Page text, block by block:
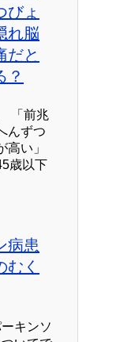
びょ
れ脳
だと
？
「前兆
んずつ
い」
歳以下
病患
むく
キンソ